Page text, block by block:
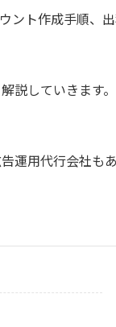
ント作成手順、
説していきます
運用代行会社も